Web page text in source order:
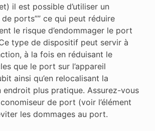
il est possible d’utiliser un
ports”” ce qui peut réduire
le risque d’endommager le port
type de dispositif peut servir à
à la fois en réduisant le
que le port sur l’appareil
ainsi qu’en relocalisant la
endroit plus pratique. Assurez-vous
de port (voir l’élément
les dommages au port.